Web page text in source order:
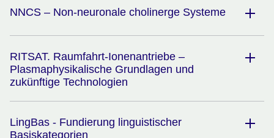
NNCS – Non-neuronale cholinerge Systeme
RITSAT. Raumfahrt-Ionenantriebe –
Plasmaphysikalische Grundlagen und
zukünftige Technologien
LingBas - Fundierung linguistischer
Basiskategorien